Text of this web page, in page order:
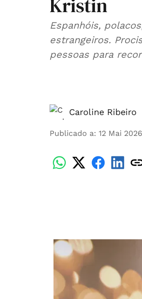
Kristin
Espanhóis,
estrangeiros.
pessoas para
Caroline Ribeiro
Publicado a: 12 Mai